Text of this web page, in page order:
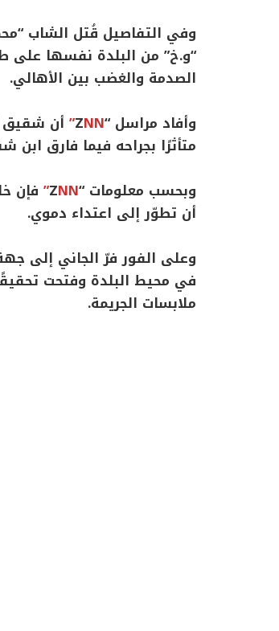
وفي التفاصيل قُتل الشاب
“و.خ” من البلدة نفسها
الصدمة والغضب بين الأهالي.
وأفاد مراسل “ZNN”
أن شقيق
متأثرًا بجراحه فيما فارق ابن
وبحسب معلومات “ZNN”
فإن
أن تطوّر إلى اعتداء دموي.
وعلى الفور فرّ الجاني إلى
في محيط البلدة وفتحت
ملابسات الجريمة.